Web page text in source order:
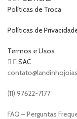
Políticas de Troca
Políticas de
Termos e Usos
SAC
(11) 97622-7177
FAQ – Perguntas